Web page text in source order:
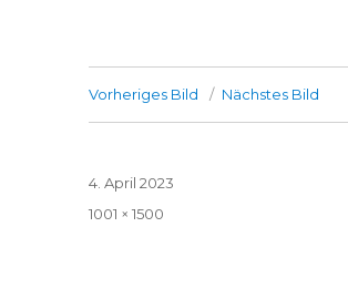
Vorheriges Bild Nächstes Bild
Veröffentlicht
4. April 2023
Volle
1001 × 1500